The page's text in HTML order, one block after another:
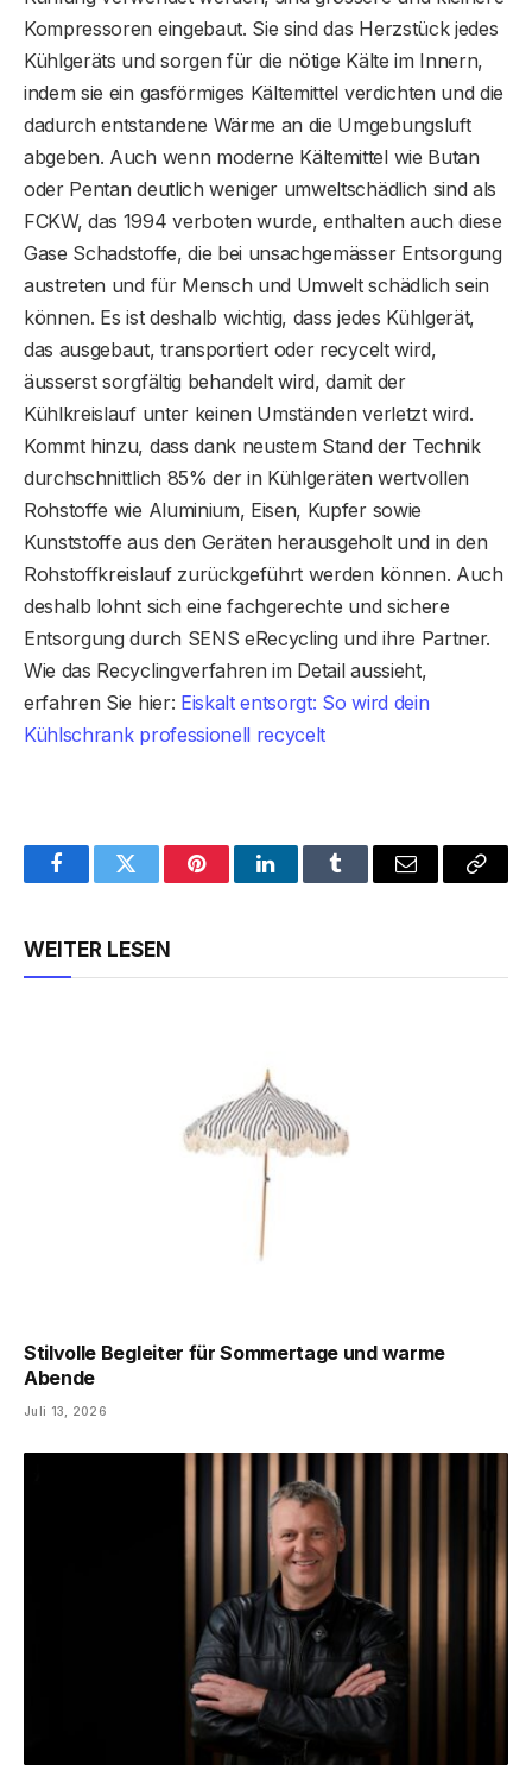
Kompressoren eingebaut. Sie sind das Herzstück jedes
Kühlgeräts und sorgen für die nötige Kälte im Innern,
indem sie ein gasförmiges Kältemittel verdichten und die
dadurch entstandene Wärme an die Umgebungsluft
abgeben. Auch wenn moderne Kältemittel wie Butan
oder Pentan deutlich weniger umweltschädlich sind als
FCKW, das 1994 verboten wurde, enthalten auch diese
Gase Schadstoffe, die bei unsachgemässer Entsorgung
austreten und für Mensch und Umwelt schädlich sein
können. Es ist deshalb wichtig, dass jedes Kühlgerät,
das ausgebaut, transportiert oder recycelt wird,
äusserst sorgfältig behandelt wird, damit der
Kühlkreislauf unter keinen Umständen verletzt wird.
Kommt hinzu, dass dank neustem Stand der Technik
durchschnittlich 85% der in Kühlgeräten wertvollen
Rohstoffe wie Aluminium, Eisen, Kupfer sowie
Kunststoffe aus den Geräten herausgeholt und in den
Rohstoffkreislauf zurückgeführt werden können. Auch
deshalb lohnt sich eine fachgerechte und sichere
Entsorgung durch SENS eRecycling und ihre Partner.
Wie das Recyclingverfahren im Detail aussieht,
erfahren Sie hier: Eiskalt entsorgt: So wird dein
Kühlschrank professionell recycelt
FacebookTwitter PinterestLinkedInTumblr Email
Copy
WEITER LESEN
Stilvolle Begleiter für Sommertage und warme
Abende
Juli 13, 2026